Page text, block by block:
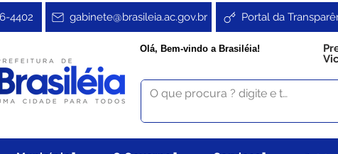
Portal da
gabinete@brasileia.ac.gov.br
4402
Olá, Bem-vindo a Brasiléia!